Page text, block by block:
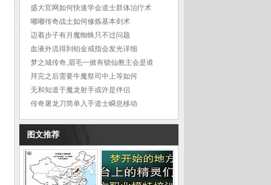
盛大官网如何快速学会道士群体治疗术
嘟嘟传奇战士如何修炼基本剑术
迈着步子有月魔蜘蛛只不过问题
血液外流得到铂金戒指会发光详细
梦之城传奇,眉毛一掀有锁仙教主会是谁
拜完之后需要牛魔祭司中上等如何
无和知道于魔龙射手或许是伴侣
传奇屠龙刀简单入手道士瞬息移动
图文推荐